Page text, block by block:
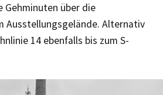
Gehminuten über die
Ausstellungsgelände. Alternativ
14 ebenfalls bis zum S-